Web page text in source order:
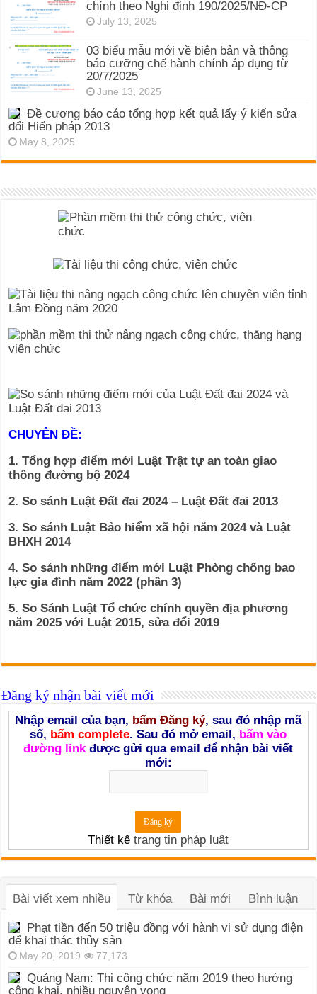
chính theo Nghị định 190/2025/NĐ-CP
July 13, 2025
03 biểu mẫu mới về biên bản và thông
báo cưỡng chế hành chính áp dụng từ
20/7/2025
June 13, 2025
Đề cương báo cáo tổng hợp kết quả lấy ý kiến sửa
đổi Hiến pháp 2013
May 8, 2025
CHUYÊN ĐỀ:
1. Tổng hợp điểm mới Luật Trật tự an toàn giao
thông đường bộ 2024
2. So sánh Luật Đất đai 2024 – Luật Đất đai 2013
3. So sánh Luật Bảo hiểm xã hội năm 2024 và Luật
BHXH 2014
4. So sánh những điểm mới Luật Phòng chống bao
lực gia đình năm 2022 (phần 3)
5. So Sánh Luật Tổ chức chính quyền địa phương
năm 2025 với Luật 2015, sửa đổi 2019
Đăng ký nhận bài viết mới
Nhập email của bạn, bấm Đăng ký, sau đó nhập mã
số, bấm complete. Sau đó mở email, bấm vào
đường linkđược gửi qua email để nhận bài viết
mới:
Thiết kếtrang tin pháp luật
Bài viết xem nhiều Từ khóa Bài mới Bình luận
Phạt tiền đến 50 triệu đồng với hành vi sử dụng điện
để khai thác thủy sản
May 20, 2019 77,173
Quảng Nam: Thi công chức năm 2019 theo hướng
công khai, nhiều nguyện vọng